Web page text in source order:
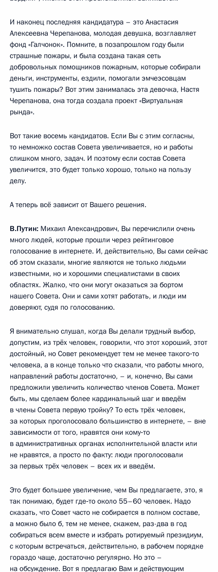
И наконец последняя кандидатура – это Анастасия
Алексеевна Черепанова, молодая девушка, возглавляет
фонд «Галчонок». Помните, в позапрошлом году были
страшные пожары, и была создана такая сеть
добровольных помощников пожарным, которые собирали
деньги, инструменты, ездили, помогали эмчеэсовцам
тушить пожары? Вот этим занималась эта девочка, Настя
Черепанова, она тогда создала проект «Виртуальная
рында».
Вот такие восемь кандидатов. Если Вы с этим согласны,
то немножко состав Совета увеличивается, но и работы
слишком много, задач. И поэтому если состав Совета
увеличится, это будет только хорошо, только на пользу
делу.
А теперь всё зависит от Вашего решения.
В.Путин: Михаил Александрович, Вы перечислили очень
много людей, которые прошли через рейтинговое
голосование в интернете. И, действительно, Вы сами сейчас
об этом сказали, многие являются не только людьми
известными, но и хорошими специалистами в своих
областях. Жалко, что они могут оказаться за бортом
нашего Совета. Они и сами хотят работать, и люди им
доверяют, судя по голосованию.
Я внимательно слушал, когда Вы делали трудный выбор,
допустим, из трёх человек, говорили, что этот хороший, этот
достойный, но Совет рекомендует тем не менее такого‑то
человека, а в конце только что сказали, что работы много,
направлений работы достаточно, – и, конечно, Вы сами
предложили увеличить количество членов Совета. Может
быть, мы сделаем более кардинальный шаг и введём
в члены Совета первую тройку? То есть трёх человек,
за которых проголосовало большинство в интернете, – вне
зависимости от того, нравятся они кому‑то
в административных органах исполнительной власти или
не нравятся, а просто по факту: люди проголосовали
за первых трёх человек – всех их и введём.
Это будет большее увеличение, чем Вы предлагаете, это, я
так понимаю, будет где‑то около 55–60 человек. Надо
сказать, что Совет часто не собирается в полном составе,
а можно было б, тем не менее, скажем, раз-два в год
собираться всем вместе и избрать ротируемый президиум,
с которым встречаться, действительно, в рабочем порядке
гораздо чаще, достаточно регулярно. Но это –
на обсуждение. Вот я предлагаю Вам и действующим